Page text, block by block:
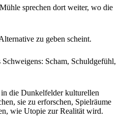
sprechen dort weiter, wo die
zu geben scheint.
Scham, Schuldgefühl,
die Dunkelfelder kulturellen
sie zu erforschen, Spielräume
wie Utopie zur Realität wird.